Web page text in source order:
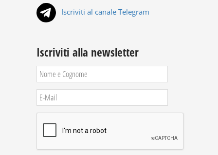
Iscriviti al canale Telegram
Iscriviti alla newsletter